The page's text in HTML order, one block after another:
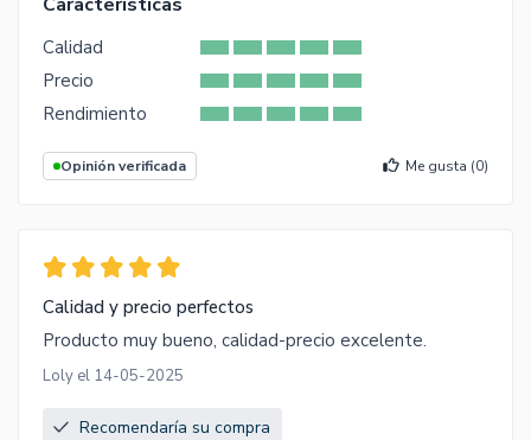
Características
Calidad
Precio
Rendimiento
Opinión verificada Me gusta (0)
Calidad y precio perfectos
Producto muy bueno, calidad-precio excelente.
Loly el 14-05-2025
Recomendaría su compra